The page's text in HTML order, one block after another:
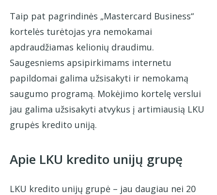
Taip pat pagrindinės „Mastercard Business“
kortelės turėtojas yra nemokamai
apdraudžiamas kelionių draudimu.
Saugesniems apsipirkimams internetu
papildomai galima užsisakyti ir nemokamą
saugumo programą. Mokėjimo kortelę verslui
jau galima užsisakyti atvykus į artimiausią LKU
grupės kredito uniją.
Apie LKU kredito unijų grupę
LKU kredito unijų grupė – jau daugiau nei 20